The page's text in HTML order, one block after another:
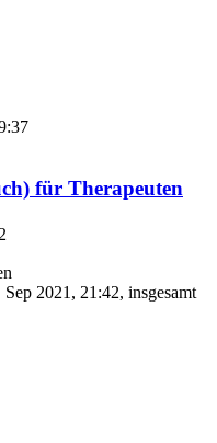
für Therapeuten
Sep 2021, 21:42, insgesamt